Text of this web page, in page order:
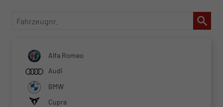
Fahrzeugnr.
Alfa Romeo
Audi
BMW
Cupra